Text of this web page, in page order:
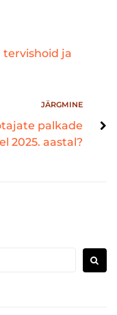
tervishoid ja
JÄRGMINE
palkade
2025. aastal?